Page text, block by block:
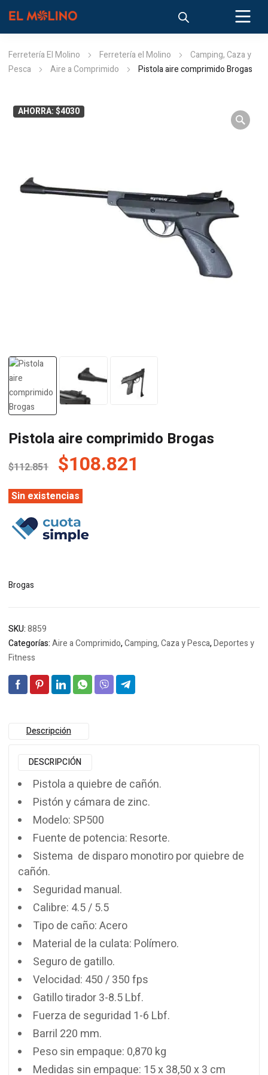
Ferretería El Molino Ferretería el Molino
Camping, Caza y
Pesca
Aire a Comprimido Pistola aire comprimido Brogas
AHORRA: $4030
Pistola aire comprimido Brogas
$112.851 El
precio
original
era:
$112.851.
$108.821
Sin existencias
Brogas
SKU:8859
Categorías:Aire a Comprimido,Camping, Caza y Pesca,Deportes y
Fitness
Descripción
DESCRIPCIÓN
Pistola a quiebre de cañón.
Pistón y cámara de zinc.
Modelo: SP500
Fuente de potencia: Resorte.
Sistema de disparo monotiro por quiebre de
cañón.
Seguridad manual.
Calibre: 4.5 / 5.5
Tipo de caño: Acero
Material de la culata: Polímero.
Seguro de gatillo.
Velocidad: 450 / 350 fps
Gatillo tirador 3-8.5 Lbf.
Fuerza de seguridad 1-6 Lbf.
Barril 220 mm.
Peso sin empaque: 0,870 kg
Medidas sin empaque: 15 x 38,50 x 3 cm